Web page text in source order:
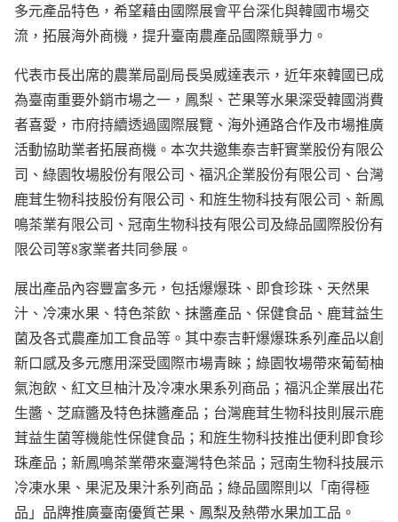
多元產品特色，希望藉由國際展會平台深化與韓國市場交
流，拓展海外商機，提升臺南農產品國際競爭力。
代表市長出席的農業局副局長吳威達表示，近年來韓國已成
為臺南重要外銷市場之一，鳳梨、芒果等水果深受韓國消費
者喜愛，市府持續透過國際展覽、海外通路合作及市場推廣
活動協助業者拓展商機。本次共邀集泰吉軒實業股份有限公
司、綠園牧場股份有限公司、福汎企業股份有限公司、台灣
鹿茸生物科技股份有限公司、和旌生物科技有限公司、新鳳
鳴茶業有限公司、冠南生物科技有限公司及綠品國際股份有
限公司等8家業者共同參展。
展出產品內容豐富多元，包括爆爆珠、即食珍珠、天然果
汁、冷凍水果、特色茶飲、抹醬產品、保健食品、鹿茸益生
菌及各式農產加工食品等。其中泰吉軒爆爆珠系列產品以創
新口感及多元應用深受國際市場青睞；綠園牧場帶來葡萄柚
氣泡飲、紅文旦柚汁及冷凍水果系列商品；福汎企業展出花
生醬、芝麻醬及特色抹醬產品；台灣鹿茸生物科技則展示鹿
茸益生菌等機能性保健食品；和旌生物科技推出便利即食珍
珠產品；新鳳鳴茶業帶來臺灣特色茶品；冠南生物科技展示
冷凍水果、果泥及果汁系列商品；綠品國際則以「南得極
品」品牌推廣臺南優質芒果、鳳梨及熱帶水果加工品。